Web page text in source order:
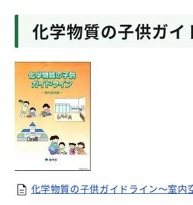
化学物質の子供ガ
化学物質の子供ガイドライン～室内